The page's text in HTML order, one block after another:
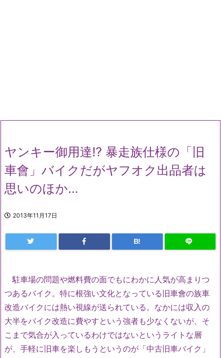
ヤンキー御用達!? 暴走族仕様の「旧
車會」バイクだがヤフオク出品者は
思いのほか…
2013年11月17日
B!
駐車場の問題や燃料費の面でもにわかに人気が高まりつ
つあるバイク。特に根強い文化となっている旧車會の族車
改造バイクには熱い視線が送られている。なかには収入の
大半をバイク改造に費やすという強者も少なくないが、そ
こまで気合が入っているわけではないというライトな層
が、手軽に旧車を楽しもうというのが「中古旧車バイク」